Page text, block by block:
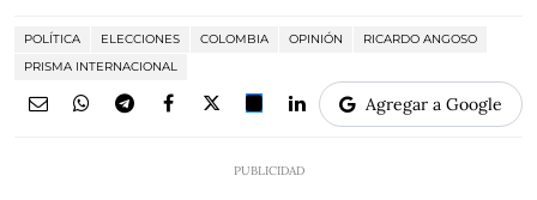
POLÍTICA ELECCIONES COLOMBIA OPINIÓN
RICARDO ANGOSO
PRISMA INTERNACIONAL
Agregar a Google